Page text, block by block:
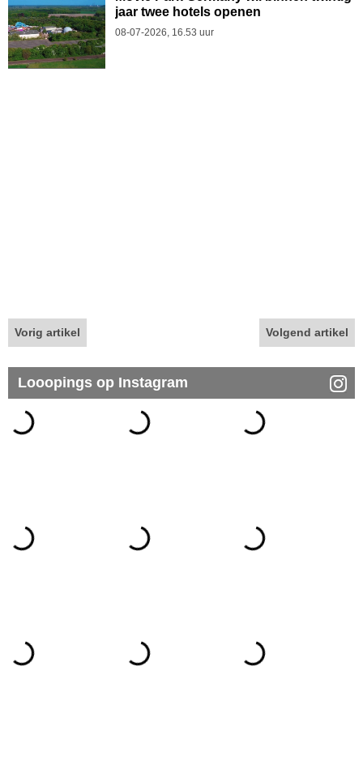
jaar twee hotels openen
08-07-2026, 16.53 uur
Vorig artikel Volgend artikel
Looopings op Instagram